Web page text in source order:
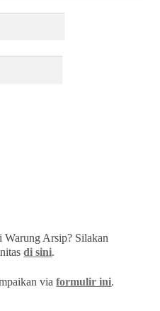
Warung Arsip? Silakan
di sini.
viaformulir ini.